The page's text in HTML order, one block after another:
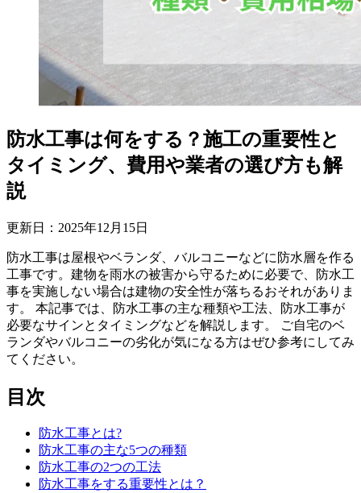
防水工事は何をする？施工の重要性と
タイミング、費用や業者の選び方も解
説
更新日： 2025年12 月 15日
防水工事は屋根やベランダ、バルコニーなどに防水層を作る
工事です。建物を雨水の被害から守るために必要で、防水工
事を実施しない場合は建物の安全性が落ちるおそれがありま
す。 本記事では、防水工事の主な種類や工法、防水工事が
必要なサインとタイミングなどを解説します。 ご自宅のベ
ランダやバルコニーの劣化が気になる方はぜひ参考にしてみ
てください。
目次
防水工事とは?
防水工事の主な5つの種類
防水工事の2つの工法
防水工事をする重要性とは？